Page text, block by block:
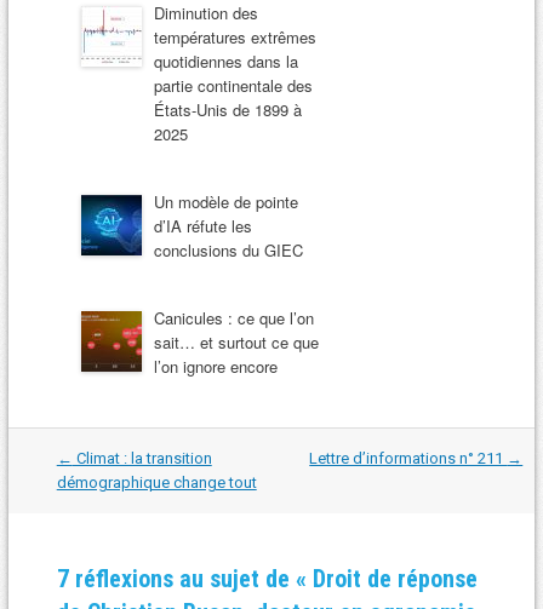
Diminution des
températures extrêmes
quotidiennes dans la
partie continentale des
États-Unis de 1899 à
2025
Un modèle de pointe
d’IA réfute les
conclusions du GIEC
Canicules : ce que l’on
sait… et surtout ce que
l’on ignore encore
Navigation
dans
les
← Climat : la transition
démographique change tout
Lettre d’informations n° 211 →
7 réflexions au sujet de « Droit de réponse